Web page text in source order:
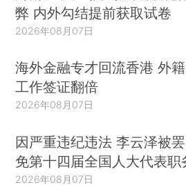
弊 内外勾结提前获取试卷
2026年08月07日
海外金融专才回流香港 外籍
工作签证翻倍
2026年08月07日
因严重违纪违法 李云泽被罢
免第十四届全国人大代表职
2026年08月07日